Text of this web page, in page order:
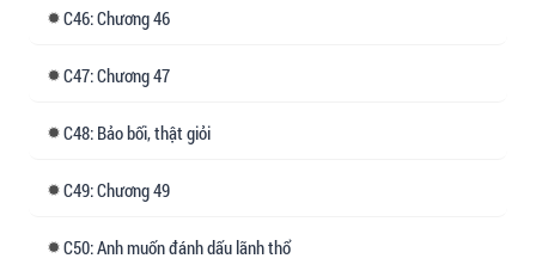
46: Chương 46
47: Chương 47
48: Bảo bối, thật giỏi
49: Chương 49
50: Anh muốn đánh dấu lãnh thổ